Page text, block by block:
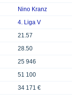
Nino Kranz
4. Liga V
21.57
28.50
25 946
51 100
34 171 €